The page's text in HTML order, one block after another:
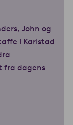
John og
i Karlstad
fra dagens